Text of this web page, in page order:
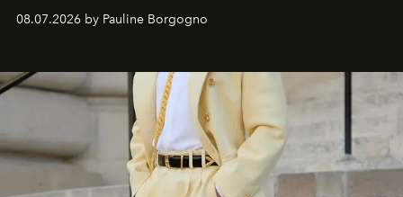
dialogue with a deeply contemporary vision of fashion
and creation.
08.07.2026 by Pauline Borgogno